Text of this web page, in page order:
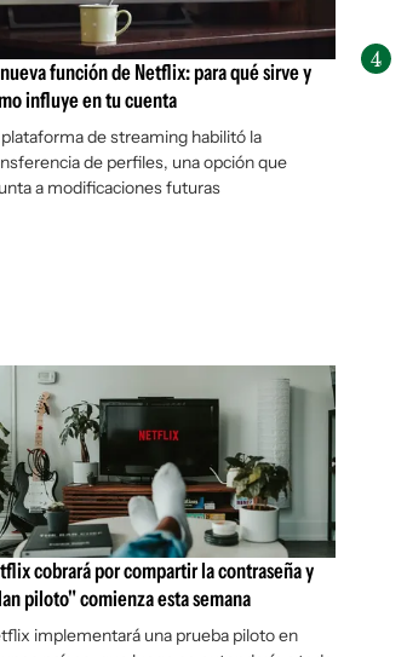
función de Netflix: para qué sirve y
influye en tu cuenta
plataforma de streaming habilitó la
de perfiles, una opción que
a modificaciones futuras
cobrará por compartir la contraseña y
piloto" comienza esta semana
implementará una prueba piloto en